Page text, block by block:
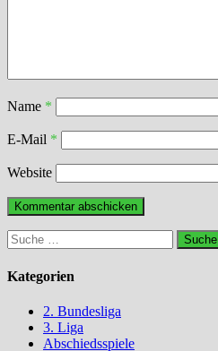
Name *
E-Mail *
Website
Suche
nach:
Kategorien
2. Bundesliga
3. Liga
Abschiedsspiele